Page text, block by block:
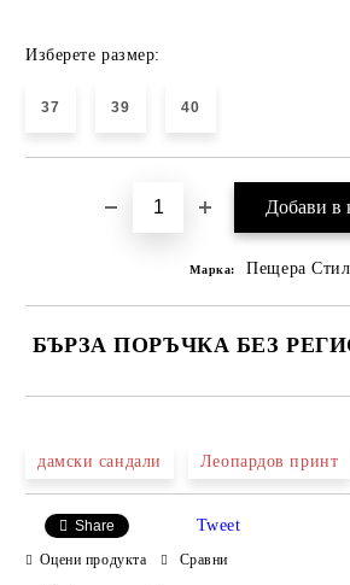
Изберете размер:
37 39 40
Марка: Пещера Стил
БЪРЗА ПОРЪЧКА БЕЗ
дамски сандали Леопардов принт
Share Tweet
Оцени продукта Сравни